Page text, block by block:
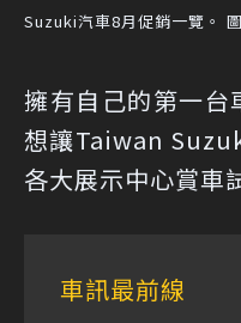
Suzuki汽車8月促銷一覽。
擁有自己的第一台
想讓Taiwan
各大展示中心賞車
車訊最前線